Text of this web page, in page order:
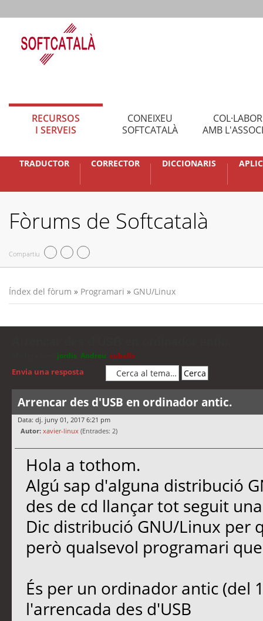
RECURSOS
I SERVEIS
CONEIXEU
SOFTCATALÀ
AMB
TRADUCTOR CORRECTOR DICCIONARIS
Fòrums de Softcatalà
Compartiu
Índex del fòrum » Programari » GNU/Linux
jordis Andreu cubells
Envia una resposta
Arrencar des d'USB en ordinador antic.
Data: dj. juny 01, 2017 6:21 pm
Autor: xavier-linux (Entrades: 2)
Hola a tothom.
Algú sap d'alguna distribució
des de cd llançar tot seguit
Dic distribució GNU/Linux per
però qualsevol programari
És per un ordinador antic (del
l'arrencada des d'USB